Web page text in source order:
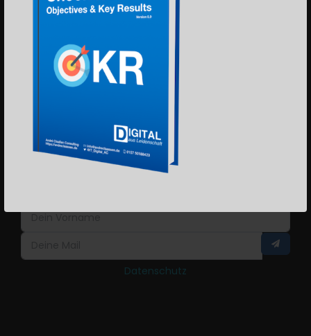
Downloads
BLEIBE INFORMIERT!
Ja, ich hätte gerne regelmäßig
Datenschutz